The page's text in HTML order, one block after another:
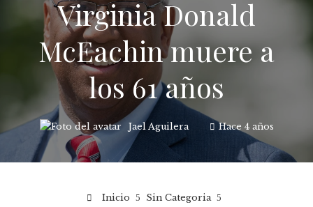
Virginia Donald
McEachin muere a
los 61 años
Jael Aguilera Hace 4 años
Inicio
Sin Categoria